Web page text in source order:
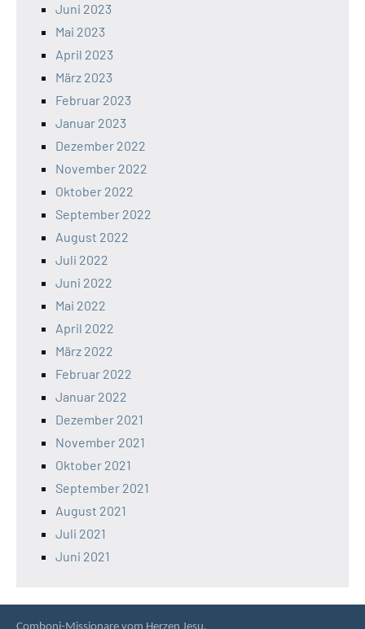
Juni 2023
Mai 2023
April 2023
März 2023
Februar 2023
Januar 2023
Dezember 2022
November 2022
Oktober 2022
September 2022
August 2022
Juli 2022
Juni 2022
Mai 2022
April 2022
März 2022
Februar 2022
Januar 2022
Dezember 2021
November 2021
Oktober 2021
September 2021
August 2021
Juli 2021
Juni 2021